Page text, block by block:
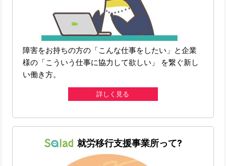
障害をお持ちの方の「こんな仕事をしたい」と企業
様の「こういう仕事に協力して欲しい」 を繋ぐ新し
い働き方。
詳しく見る
就労移行支援事業所って?